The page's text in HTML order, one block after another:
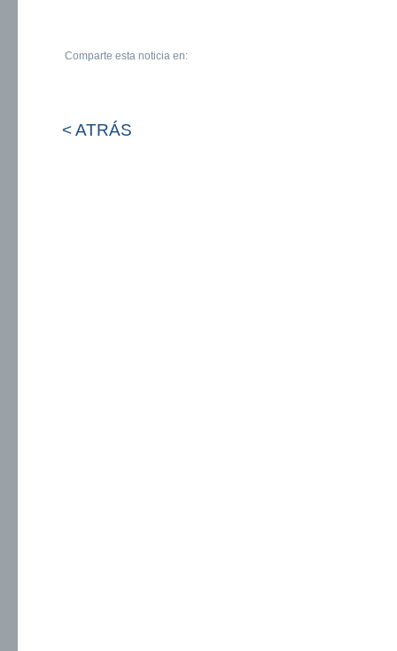
Comparte esta noticia en:
< ATRÁS